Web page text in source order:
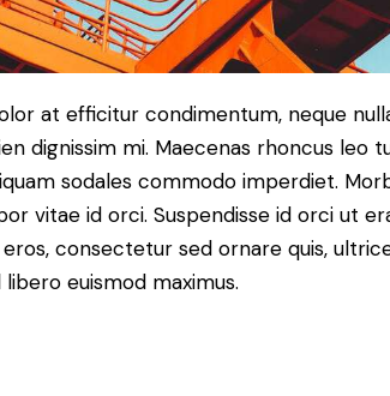
at efficitur condimentum, neque
dignissim mi. Maecenas rhoncus leo
sodales commodo imperdiet.
vitae id orci. Suspendisse id orci ut
consectetur sed ornare quis,
euismod maximus.